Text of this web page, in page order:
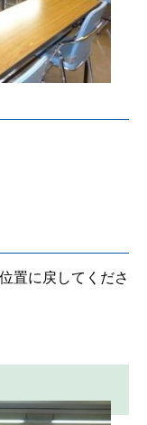
置に戻してくださ